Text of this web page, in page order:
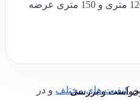
رول های 60 متر - 100 متر - 120 متری و 150 متری عرضه
کیفیت های مختلف و در
و بررسی